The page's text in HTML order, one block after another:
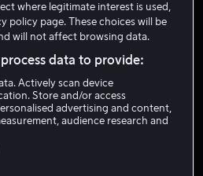
Fra 49 kr
where legitimate interest is used,
policy page. These choices will be
will not affect browsing data.
data to provide:
Actively scan device
Store and/or access
advertising and content,
audience research and